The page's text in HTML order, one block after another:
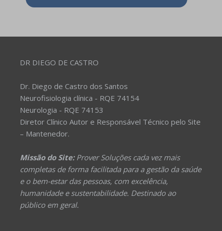
DR DIEGO DE CASTRO
Dr. Diego de Castro dos Santos
Neurofisiologia clínica - RQE 74154
Neurologia - RQE 74153
Diretor Clínico Autor e Responsável Técnico pelo Site
– Mantenedor.
Missão do Site:Prover Soluções cada vez mais
completas de forma facilitada para a gestão da saúde
e o bem-estar das pessoas, com excelência,
humanidade e sustentabilidade. Destinado ao
público em geral.